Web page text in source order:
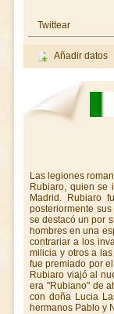
Twittear
Añadir datos
Las legiones
Rubiaro, quien se
Madrid. Rubiaro
posteriormente
se destacó un por
hombres en una
contrariar a los
milicia y otros a
fue premiado por
Rubiaro viajó al
era "Rubiano" de
con doña Lucia
hermanos Pablo y